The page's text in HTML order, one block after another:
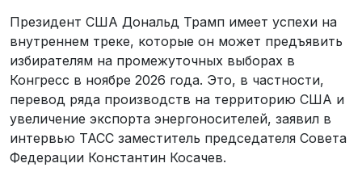
Президент США Дональд Трамп имеет успехи на
внутреннем треке, которые он может предъявить
избирателям на промежуточных выборах в
Конгресс в ноябре 2026 года. Это, в частности,
перевод ряда производств на территорию США и
увеличение экспорта энергоносителей, заявил в
интервью ТАСС заместитель председателя Совета
Федерации Константин Косачев.